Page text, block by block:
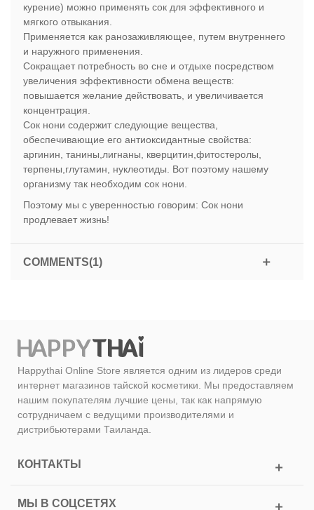
курение) можно применять сок для эффективного и
мягкого отвыкания.
Применяется как ранозаживляющее, путем внутреннего
и наружного применения.
Сокращает потребность во сне и отдыхе посредством
увеличения эффективности обмена веществ:
повышается желание действовать, и увеличивается
концентрация.
Сок нони содержит следующие вещества,
обеспечивающие его антиоксидантные свойства:
аргинин, танины,лигнаны, кверцитин,фитостеролы,
терпены,глутамин, нуклеотиды. Вот поэтому нашему
организму так необходим сок нони.
Поэтому мы с уверенностью говорим: Сок нони
продлевает жизнь!
COMMENTS(1)
Happythai Online Store является одним из лидеров среди
интернет магазинов тайской косметики. Мы предоставляем
нашим покупателям лучшие цены, так как напрямую
сотрудничаем с ведущими производителями и
дистрибьютерами Таиланда.
КОНТАКТЫ
МЫ В СОЦСЕТЯХ